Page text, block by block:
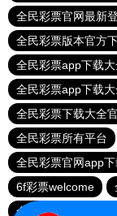
全民彩票官网最新
全民彩票版本官方
全民彩票app下载
全民彩票app下载
全民彩票下载大全
全民彩票所有平台
全民彩票官网app
6f彩票welcome
全民彩票所有平台